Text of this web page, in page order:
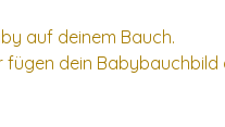
auf deinem Bauch.
dein Babybauchbild